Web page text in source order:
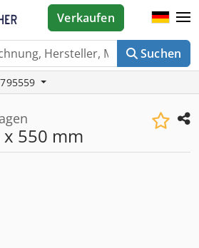
Suchen
Verkaufen
x 550 mm